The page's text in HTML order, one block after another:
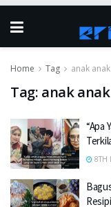
Home Tag anak anak
Tag: anak anak
“Apa
8TH